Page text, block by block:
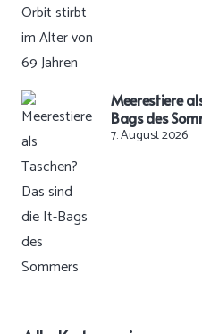
Meerestiere
Bags des
7. August 2026